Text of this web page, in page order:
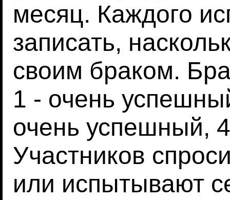
месяц. Каждого
записать,
своим браком.
1 - очень
очень успешный,
Участников
или испытывают